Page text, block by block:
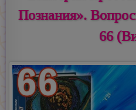
Познания».
66